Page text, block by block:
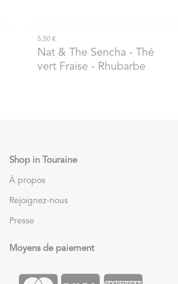
5,50 €
Nat & The Sencha - Thé
vert Fraise - Rhubarbe
Shop in Touraine
À propos
Rejoignez-nous
Presse
Moyens de paiement